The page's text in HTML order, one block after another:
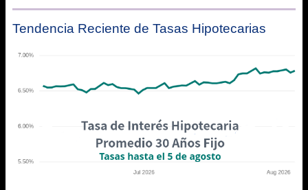
Tendencia Reciente de Tasas Hipotecarias